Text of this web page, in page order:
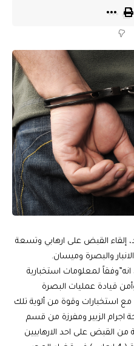
إلقاء القبض على ارهابي وتسعة
والبصرة وميسان.
انه”وفقاً لمعلومات استخبارية
قيادة عمليات البصرة
مع استخبارات وقوة من ألوية تلك
اجرام الزبير ومفرزة من قسم
من القبض على احد الارهابيين